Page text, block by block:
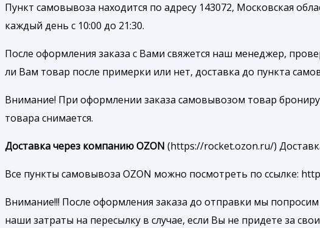
Пункт самовывоза находится по адресу 143072, Московская
каждый день с 10:00 до 21:30.
После оформления заказа с Вами свяжется наш менеджер,
ли Вам товар после примерки или нет, доставка до пункта
Внимание! При оформлении заказа самовывозом товар
товара снимается.
Доставка через компанию OZON (https://rocket.ozon.ru/)
Все пункты самовывоза OZON можно посмотреть по ссылке:
Внимание!!! После оформления заказа до отправки мы
наши затраты на пересылку в случае, если Вы не придете за